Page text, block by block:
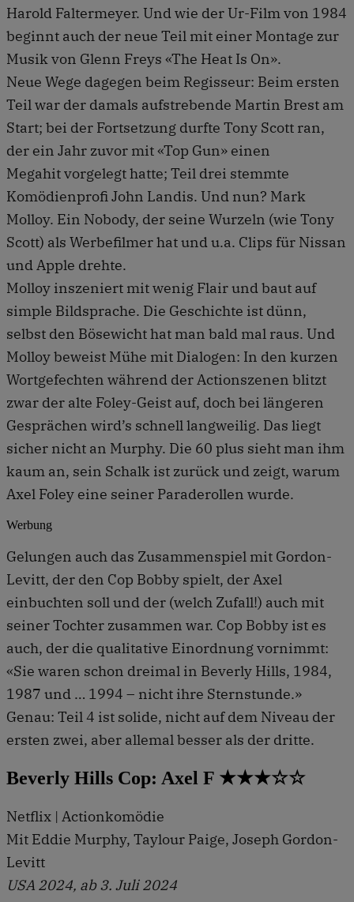
Harold Faltermeyer. Und wie der Ur-Film von 1984
beginnt auch der neue Teil mit einer Montage zur
Musik von Glenn Freys «The Heat Is On».
Neue Wege dagegen beim Regisseur: Beim ersten
Teil war der damals aufstrebende Martin Brest am
Start; bei der Fortsetzung durfte Tony Scott ran,
der ein Jahr zuvor mit «Top Gun» einen
Megahit vorgelegt hatte; Teil drei stemmte
Komödienprofi John Landis. Und nun? Mark
Molloy. Ein Nobody, der seine Wurzeln (wie Tony
Scott) als Werbefilmer hat und u.a. Clips für Nissan
und Apple drehte.
Molloy inszeniert mit wenig Flair und baut auf
simple Bildsprache. Die Geschichte ist dünn,
selbst den Bösewicht hat man bald mal raus. Und
Molloy beweist Mühe mit Dialogen: In den kurzen
Wortgefechten während der Actionszenen blitzt
zwar der alte Foley-Geist auf, doch bei längeren
Gesprächen wird’s schnell langweilig. Das liegt
sicher nicht an Murphy. Die 60 plus sieht man ihm
kaum an, sein Schalk ist zurück und zeigt, warum
Axel Foley eine seiner Paraderollen wurde.
Werbung
Gelungen auch das Zusammenspiel mit Gordon-
Levitt, der den Cop Bobby spielt, der Axel
einbuchten soll und der (welch Zufall!) auch mit
seiner Tochter zusammen war. Cop Bobby ist es
auch, der die qualitative Einordnung vornimmt:
«Sie waren schon dreimal in Beverly Hills, 1984,
1987 und … 1994 – nicht ihre Sternstunde.»
Genau: Teil 4 ist solide, nicht auf dem Niveau der
ersten zwei, aber allemal besser als der dritte.
Beverly Hills Cop: Axel F ★★★☆☆
Netflix | Actionkomödie
Mit Eddie Murphy, Taylour Paige, Joseph Gordon-
Levitt
USA 2024, ab 3. Juli 2024